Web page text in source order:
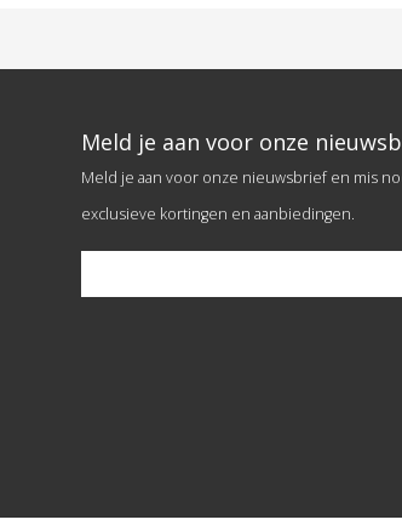
Meld je aan voor onze
Meld je aan voor onze nieuwsbrief en mis
exclusieve kortingen en aanbiedingen.